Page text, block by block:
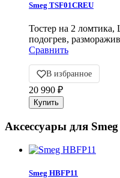
Smeg TSF01CREU
Тостер на 2
подогрев,
Сравнить
В избранное
20 990 ₽
Аксессуары для
Smeg HBFP11